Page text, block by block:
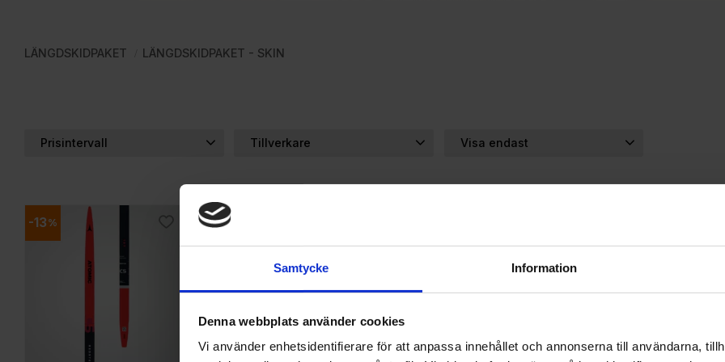
Samtycke Information
Denna webbplats använder cookies
Vi använder enhetsidentifierare för att anpassa innehållet och annonserna till användarna,
LÄNGDSKIDPAKET LÄNGDSKIDPAKET - SKIN
Prisintervall Tillverkare Visa endast
13 % Lägg till i favoriter
20%